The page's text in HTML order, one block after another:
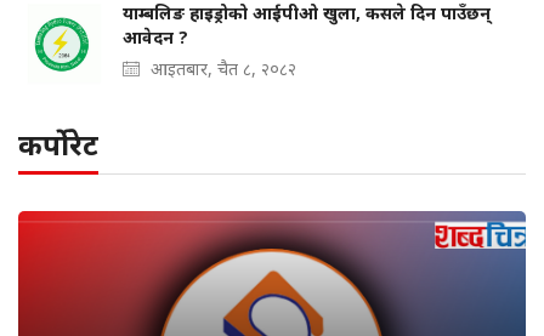
याम्बलिङ हाइड्रोको आईपीओ खुला, कसले दिन पाउँछन्
आवेदन ?
आइतबार, चैत ८, २०८२
कर्पोरेट